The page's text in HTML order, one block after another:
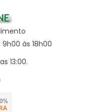
às 18h00
13:00.